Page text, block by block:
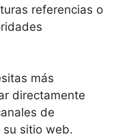
referencias o
más
directamente
de
su sitio web.